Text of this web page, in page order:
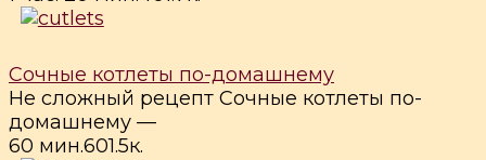
Сочные котлеты по-домашнему
Не сложный рецепт Сочные котлеты по-
домашнему —
60 мин.601.5к.